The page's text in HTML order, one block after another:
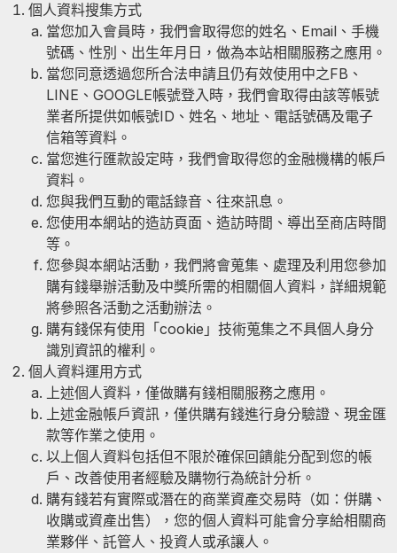
個人資料搜集方式
當您加入會員時，我們會取得您的姓名、Email、手機
號碼、性別、出生年月日，做為本站相關服務之應用。
當您同意透過您所合法申請且仍有效使用中之FB、
LINE、GOOGLE帳號登入時，我們會取得由該等帳號
業者所提供如帳號ID、姓名、地址、電話號碼及電子
信箱等資料。
當您進行匯款設定時，我們會取得您的金融機構的帳戶
資料。
您與我們互動的電話錄音、往來訊息。
您使用本網站的造訪頁面、造訪時間、導出至商店時間
等。
您參與本網站活動，我們將會蒐集、處理及利用您參加
購有錢舉辦活動及中獎所需的相關個人資料，詳細規範
將參照各活動之活動辦法。
購有錢保有使用「cookie」技術蒐集之不具個人身分
識別資訊的權利。
個人資料運用方式
上述個人資料，僅做購有錢相關服務之應用。
上述金融帳戶資訊，僅供購有錢進行身分驗證、現金匯
款等作業之使用。
以上個人資料包括但不限於確保回饋能分配到您的帳
戶、改善使用者經驗及購物行為統計分析。
購有錢若有實際或潛在的商業資產交易時（如：併購、
收購或資產出售），您的個人資料可能會分享給相關商
業夥伴、託管人、投資人或承讓人。